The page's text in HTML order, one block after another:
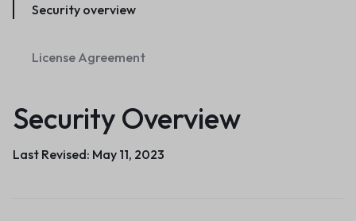
Security overview
License Agreement
Security Overview
Last Revised: May 11, 2023